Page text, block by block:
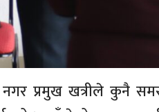
प्रमुख खत्रीले कुनै